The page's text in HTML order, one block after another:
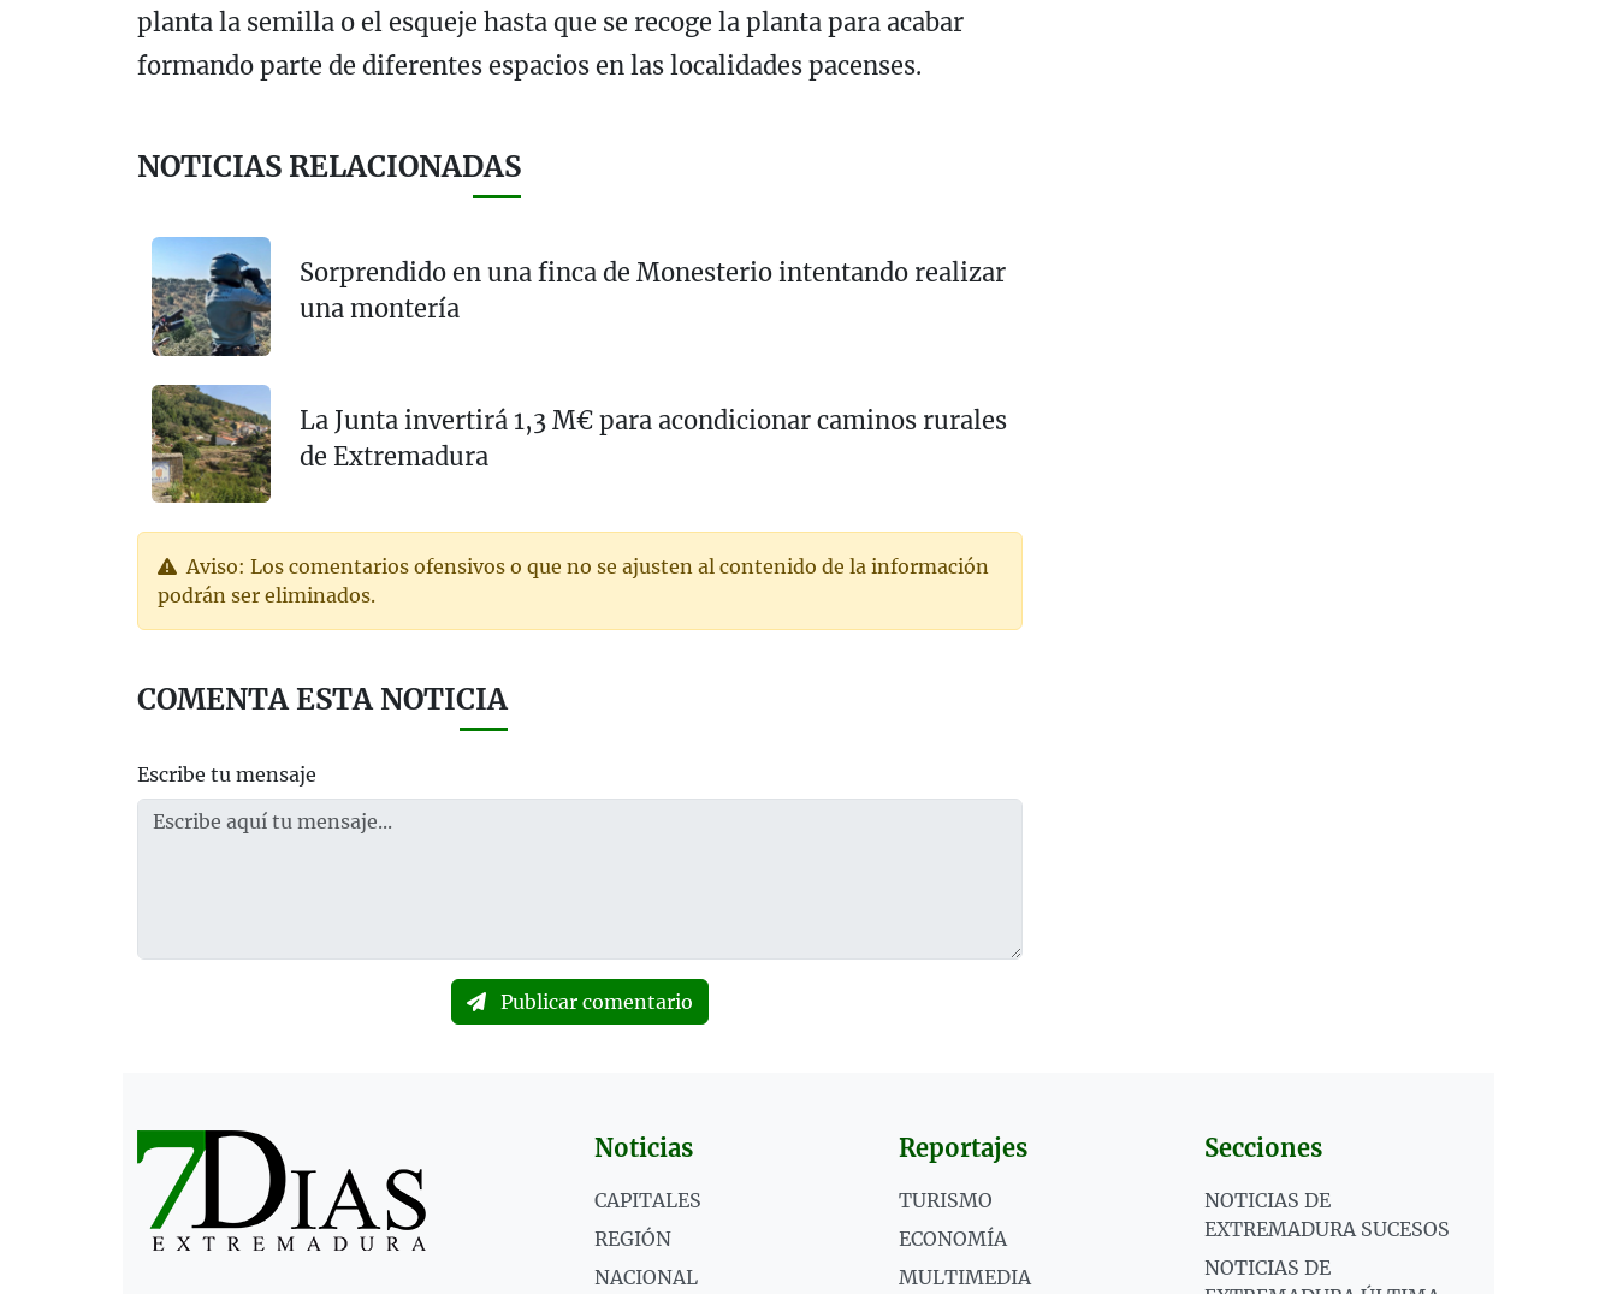
planta la semilla o el esqueje hasta que se recoge la planta para acabar
formando parte de diferentes espacios en las localidades pacenses.
NOTICIAS RELACIONADAS
Sorprendido en una finca de Monesterio intentando realizar
una montería
La Junta invertirá 1,3 M€ para acondicionar caminos rurales
de Extremadura
Aviso: Los comentarios ofensivos o que no se ajusten al contenido de la información
podrán ser eliminados.
COMENTA ESTA NOTICIA
Escribe tu mensaje
Publicar comentario
Noticias
CAPITALES
REGIÓN
NACIONAL
Reportajes
TURISMO
ECONOMÍA
MULTIMEDIA
Secciones
NOTICIAS DE
EXTREMADURA SUCESOS
NOTICIAS DE